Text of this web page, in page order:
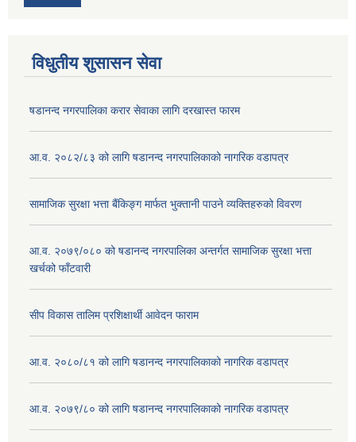
विधुतीय शुसासन सेवा
षडानन्द नगरपालिका करार सेवाका लागि दरखास्त फारम
आ.व. २०८२/८३ को लागि षडानन्द नगरपालिकाको नागरिक वडापत्र
सामाजिक सुरक्षा भत्ता बैंकिङ्ग मार्फत भुक्तानी पाउने व्यक्तिहरुको विवरण
आ.व. २०७९/०८० को षडानन्द नगरपालिका अन्तर्गत सामाजिक सुरक्षा भत्ता
खर्चको फाँटवारी
सीप विकास तालिम प्रशिक्षार्थी आवेदन फाराम
आ.व. २०८०/८१ को लागि षडानन्द नगरपालिकाको नागरिक वडापत्र
आ.व. २०७९/८० को लागि षडानन्द नगरपालिकाको नागरिक वडापत्र